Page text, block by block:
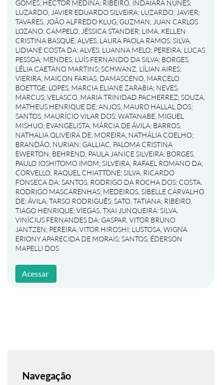
GOMES, HECTOR MEDINA; RIBEIRO, INDAIARA NUNES;
LUZARDO, JAVIER EDUARDO SILVEIRA; LUZARDO, JAVIER;
TAVARES, JOÃO ALFREDO KLUG; GUZMAN, JUAN CARLOS
LOZANO; CAMPELO, JÉSSICA STANDER; LIMA, KELLEN
CRISTINA BASQUE;ALVES, LAURA PAOLA RAMOS;SILVA,
LIDIANE COSTA DA;ALVES, LUANNA MELO; PEREIRA, LUCAS
PESSOA; MENDES, LUÍS FERNANDO DA SILVA; BORGES,
LÉLIA CAETANO MARTINS;SCHWANZ, LÍLIAN AIRES;
VIERIRA, MAICON FARIAS; DAMASCENO, MARCELO
BOETTGE; LOPES, MARCIA ELIANE ZARABIA; NEVES,
MARCUS;VELASCO, MARIA TRINIDAD PACHERREZ;SOUZA,
MATHEUS HENRIQUE DE;ANJOS, MAURO HALLAL DOS;
SANTOS, MAURÍCIO VILAR DOS;WATANABE, MIGUEL
MISHUO; EVANGELISTA, MÁRCIA DE ÁVILA; BARROS,
NATHALIA OLIVEIRA DE; MOREIRA, NATHÁLIA COELHO;
BRANDÃO, NURIAN; GALLIAC, PALOMA CRISTINA
EWERTON; BEHREND, PAULA JANICE SILVEIRA; BORGES,
PAULO IOSHITOMO IMOM;SILVEIRA, RAFAEL ROMANO DA;
CORVELLO, RAQUEL CHIATTONE;SILVA, RICARDO
FONSECA DA;SANTOS, RODRIGO DA ROCHA DOS; COSTA,
RODRIGO MASCARENHAS; MEDEIROS, SIBELLE CARVALHO
DE;ÁVILA, TARSO RODRIGUÊS;SATO, TATIANA; RIBEIRO,
TIAGO HENRIQUE;VIEGAS, TXAI JUNQUEIRA;SILVA,
VINÍCIUS FERNANDES DA; GASPAR, VITOR BRUNO
JANTZEN; PEREIRA, VITOR HIROSHI; LUSTOSA, WIGNA
ERIONY APARECIDA DE MORAIS;SANTOS, ÉDERSON
MAPELLI DOS
Acessar
Navegação